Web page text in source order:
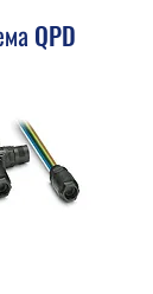
QPD